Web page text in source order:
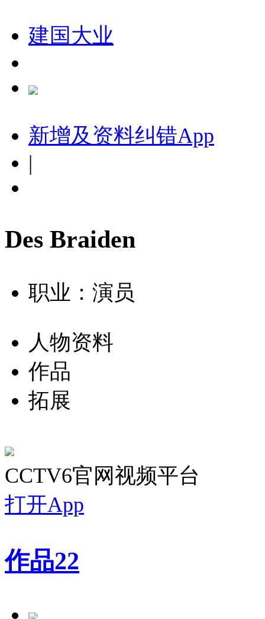
建国大业
新增及资料纠错App
|
Des Braiden
职业：演员
人物资料
作品
拓展
CCTV6官网视频平台
打开App
作品22